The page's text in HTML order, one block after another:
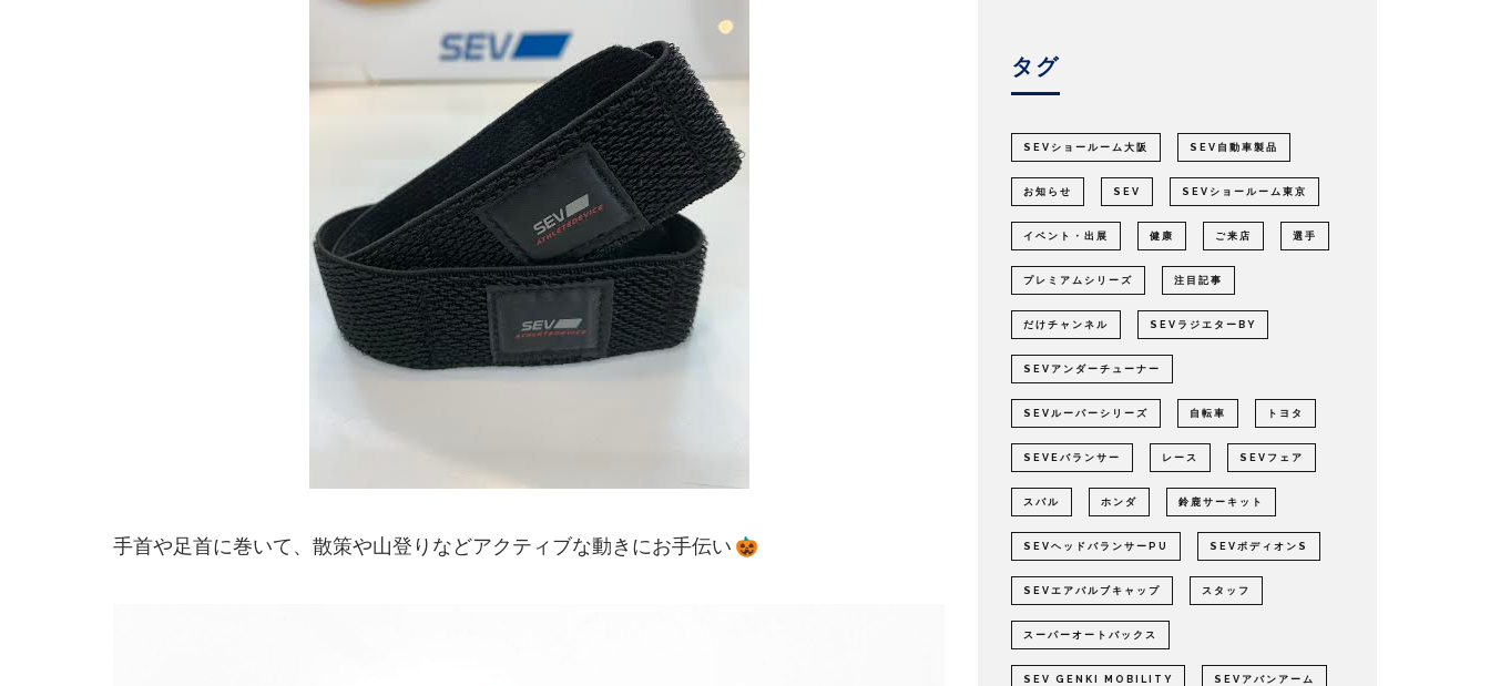
手首や足首に巻いて、散策や山登りなどアクティブな動きにお手伝い
タグ
SEVショールーム大阪 SEV自動車製品
お知らせ SEV SEVショールーム東京
イベント・出展 健康 ご来店 選手
プレミアムシリーズ 注目記事
だけチャンネル SEVラジエターBY
SEVアンダーチューナー
SEVルーパーシリーズ 自転車 トヨタ
SEVEバランサー レース SEVフェア
スバル ホンダ 鈴鹿サーキット
SEVヘッドバランサーPU SEVボディオンS
SEVエアバルブキャップ スタッフ
スーパーオートバックス
SEV GENKI MOBILITY SEVアバンアーム